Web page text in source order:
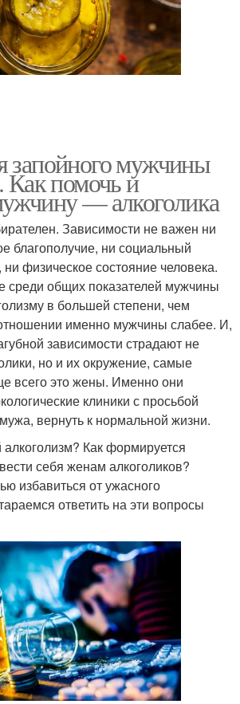
запойного мужчины
Как помочь и
— алкоголика
Зависимости не важен ни
благополучие, ни социальный
ни физическое состояние человека.
среди общих показателей мужчины
в большей степени, чем
именно мужчины слабее. И,
зависимости страдают не
но и их окружение, самые
всего это жены. Именно они
клиники с просьбой
вернуть к нормальной жизни.
Как формируется
себя женам алкоголиков?
избавиться от ужасного
ответить на эти вопросы